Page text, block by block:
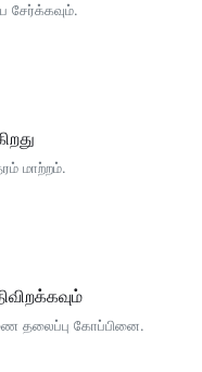
சேர்க்கவும்.
மாற்றம்.
தலைப்பு கோப்பினை.